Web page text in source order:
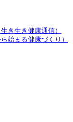
き生き健康通信）
始まる健康づくり）